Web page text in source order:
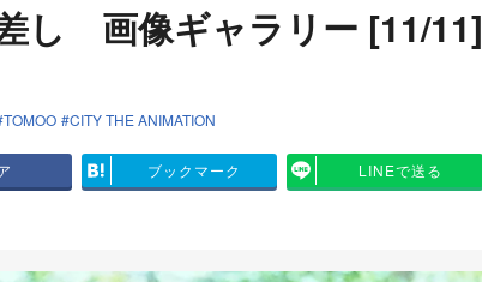
し 画像ギャラリー [11/11]
TOMOO CITY THE ANIMATION
ブックマーク LINEで送る